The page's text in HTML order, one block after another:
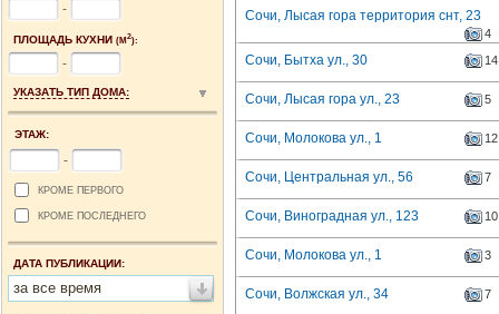
-
ПЛОЩАДЬ КУХНИ (М2):
-
УКАЗАТЬ ТИП ДОМА:
ЭТАЖ:
-
КРОМЕ ПЕРВОГО
КРОМЕ ПОСЛЕДНЕГО
ДАТА ПУБЛИКАЦИИ:
за все время
Сочи, Лысая гора территория снт, 23
4
Сочи, Бытха ул., 30 14
Сочи, Лысая гора ул., 23 5
Сочи, Молокова ул., 1 12
Сочи, Центральная ул., 56 7
Сочи, Виноградная ул., 123 10
Сочи, Молокова ул., 1 3
Сочи, Волжская ул., 34 7